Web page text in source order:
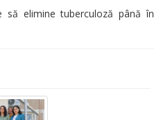
să elimine tuberculoză până în